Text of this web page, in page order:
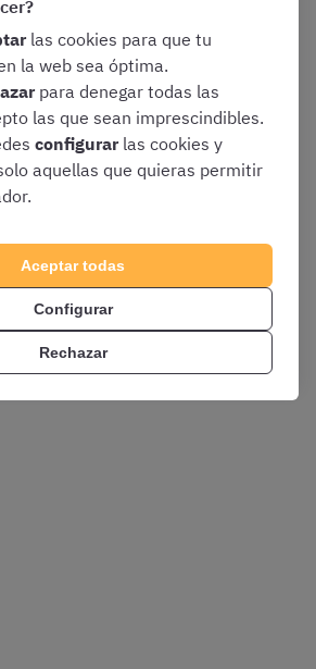
www.opositatest.com
las cookies para que tu
la web sea óptima.
para denegar todas las
las que sean imprescindibles.
configurar las cookies y
aquellas que quieras permitir
Aceptar todas
Configurar
Rechazar